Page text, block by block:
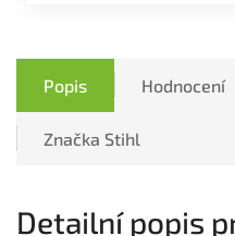
Popis Hodnocení
Značka Stihl
Detailní popis